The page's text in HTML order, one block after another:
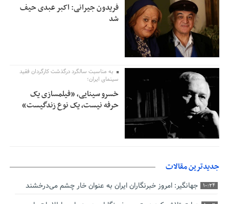
فریدون جیرانی: اکبر عبدی حیف
شد
به مناسبت سالگرد درگذشت کارگردان فقید
سینمای ایران؛
خسرو سینایی، «فیلمسازی یک
حرفه نیست، یک نوع زندگیست»
جدیدترین مقالات
10:24 جهانگیر: امروز خبرنگاران ایران به عنوان خار چشم می‌درخشند